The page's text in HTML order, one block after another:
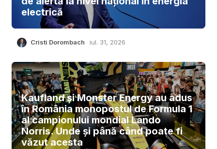
electrică
Cristi Dorombach iul. 31, 2026
Kaufland și Monster Energy au adus
în România monopostul de Formula 1
al campionului mondial Lando
Norris. Unde și până când poate fi
văzut acesta